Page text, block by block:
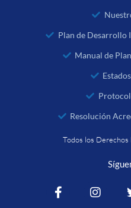
Plan de Desarrollo
Manual de
Resolución
Todos los